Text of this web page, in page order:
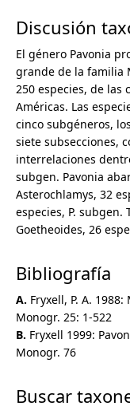
Discusión
El género Pavonia
grande de la familia
250 especies, de las
Américas. Las
cinco subgéneros,
siete subsecciones,
interrelaciones
subgen. Pavonia
Asterochlamys, 32
especies, P. subgen.
Goetheoides, 26
Bibliografía
A. Fryxell, P. A.
Monogr. 25: 1-522
B. Fryxell 1999:
Monogr. 76
Buscar
Cienfuegosia
Dendrosida
Dirhamphis
Eremalche
Fryxellia
Fuertesimalva
Gaya
Gossypium
Guazuma
Hampea
Helicteres
Herissantia
Hibiscus
Hochreutinera
Horsfordia
Krapovickasia